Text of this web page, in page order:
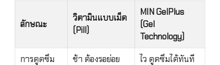
ลักษณะ
วิตามินแบบเม็ด
(Pill)
MIN GelPlus
(Gel
Technology)
การดูดซึม ช้า ต้องรอย่อย ไว ดูดซึมได้ทันที